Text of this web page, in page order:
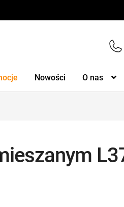
Nowości O nas